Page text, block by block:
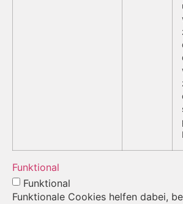
Funktional
Funktional
Funktionale Cookies helfen dabei,